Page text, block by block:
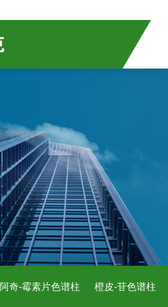
阿奇-霉素片色谱柱 橙皮-苷色谱柱